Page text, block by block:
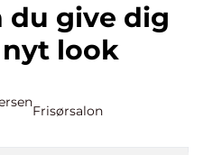
look
Frisørsalon